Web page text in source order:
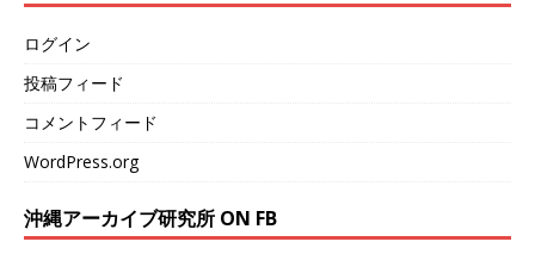
ログイン
投稿フィード
コメントフィード
WordPress.org
沖縄アーカイブ研究所 ON FB